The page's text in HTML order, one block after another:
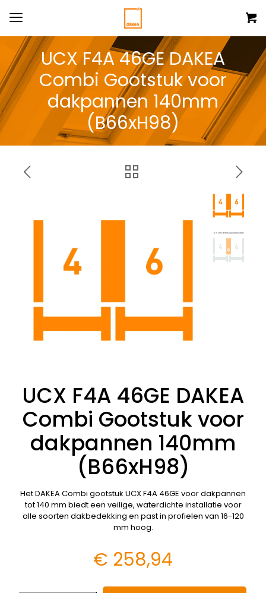
UCX F4A 46GE DAKEA
Combi Gootstuk voor
dakpannen 140mm
(B66xH98)
UCX F4A 46GE DAKEA
Combi Gootstuk voor
dakpannen 140mm
(B66xH98)
Het DAKEA Combi gootstuk UCX F4A 46GE voor dakpannen
tot 140 mm biedt een veilige, waterdichte installatie voor
alle soorten dakbedekking en past in profielen van 16-120
mm hoog.
€ 258,94